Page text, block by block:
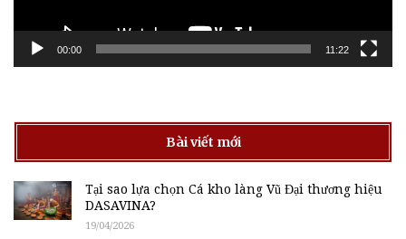
00:00 11:22
Bài viết mới
Tại sao lựa chọn Cá kho làng Vũ Đại thương hiệu
DASAVINA?
19/04/2026